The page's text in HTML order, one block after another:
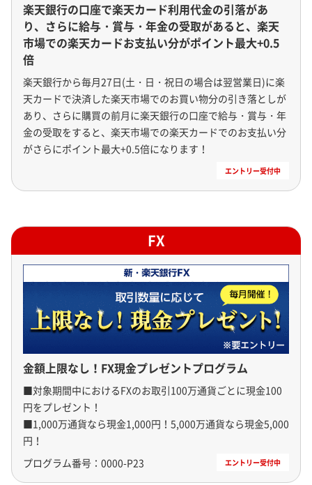
楽天銀行の口座で楽天カード利用代金の引落があ
り、さらに給与・賞与・年金の受取があると、楽天
市場での楽天カードお支払い分がポイント最大+0.5
倍
楽天銀行から毎月27日(土・日・祝日の場合は翌営業日)に楽
天カードで決済した楽天市場でのお買い物分の引き落としが
あり、さらに購買の前月に楽天銀行の口座で給与・賞与・年
金の受取をすると、楽天市場での楽天カードでのお支払い分
がさらにポイント最大+0.5倍になります！
FX
金額上限なし！FX現金プレゼントプログラム
■対象期間中におけるFXのお取引100万通貨ごとに現金100
円をプレゼント！
■1,000万通貨なら現金1,000円！5,000万通貨なら現金5,000
円！
プログラム番号： 0000-P23